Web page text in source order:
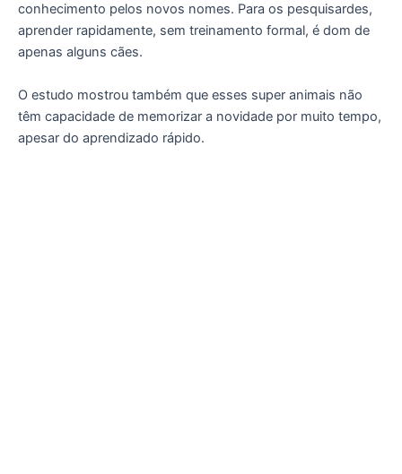
conhecimento pelos novos nomes. Para os pesquisardes,
aprender rapidamente, sem treinamento formal, é dom de
apenas alguns cães.
O estudo mostrou também que esses super animais não
têm capacidade de memorizar a novidade por muito tempo,
apesar do aprendizado rápido.